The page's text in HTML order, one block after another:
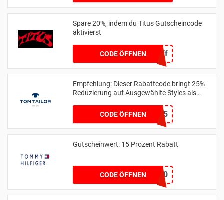
Spare 20%, indem du Titus Gutscheincode
aktivierst
CODE ÖFFNEN 20off
Empfehlung: Dieser Rabattcode bringt 25%
Reduzierung auf Ausgewählte Styles als
CODE ÖFFNENMEMBER25
Gutscheinwert: 15 Prozent Rabatt
CODE ÖFFNEN CM10